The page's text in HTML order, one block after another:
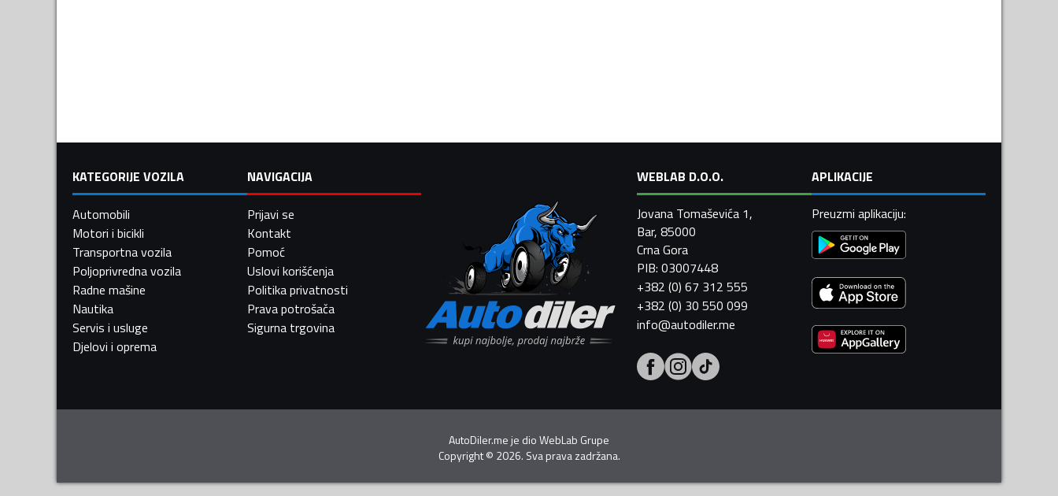
KATEGORIJE VOZILA
Automobili
Motori i bicikli
Transportna vozila
Poljoprivredna vozila
Radne mašine
Nautika
Servis i usluge
Djelovi i oprema
NAVIGACIJA
Prijavi se
Kontakt
Pomoć
Uslovi korišćenja
Politika privatnosti
Prava potrošača
Sigurna trgovina
WEBLAB D.O.O.
Jovana Tomaševića 1,
Bar, 85000
Crna Gora
PIB: 03007448
+382 (0) 67 312 555
+382 (0) 30 550 099
info@autodiler.me
APLIKACIJE
Preuzmi aplikaciju:
AutoDiler.me je dioWebLab Grupe
Copyright© 2026. Sva prava zadržana.